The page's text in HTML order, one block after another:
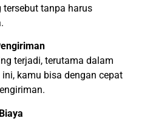
tanpa harus
terjadi, terutama dalam
kamu bisa dengan cepat